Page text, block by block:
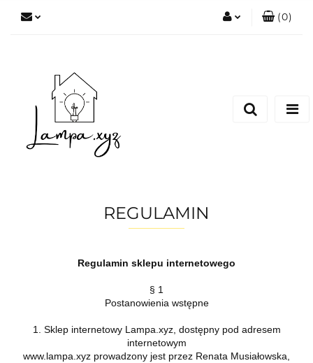
(0)
REGULAMIN
Regulamin sklepu internetowego
§ 1
Postanowienia wstępne
1. Sklep internetowy Lampa.xyz, dostępny pod adresem
internetowym
www.lampa.xyz prowadzony jest przez Renata Musiałowska,